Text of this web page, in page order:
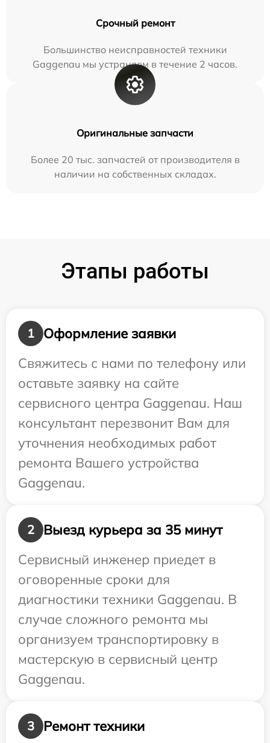
Срочный ремонт
Большинство неисправностей техники
Gaggenau мы устраняем в течение 2 часов.
Оригинальные запчасти
Более 20 тыс. запчастей от производителя в
наличии на собственных складах.
Этапы работы
1
Оформление заявки
Свяжитесь с нами по телефону или
оставьте заявку на сайте
сервисного центра Gaggenau. Наш
консультант перезвонит Вам для
уточнения необходимых работ
ремонта Вашего устройства
Gaggenau.
2
Выезд курьера за 35 минут
Сервисный инженер приедет в
оговоренные сроки для
диагностики техники Gaggenau. В
случае сложного ремонта мы
организуем транспортировку в
мастерскую в сервисный центр
Gaggenau.
3 Ремонт техники